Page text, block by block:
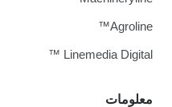
معلومات
Agroline™
Linemedia Digital ™